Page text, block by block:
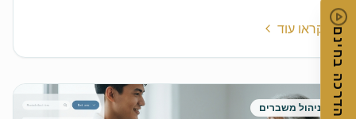
הדרכה בחינם קראו עוד
ניהול משברים